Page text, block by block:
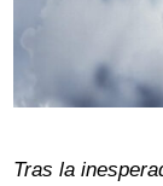
Tras la